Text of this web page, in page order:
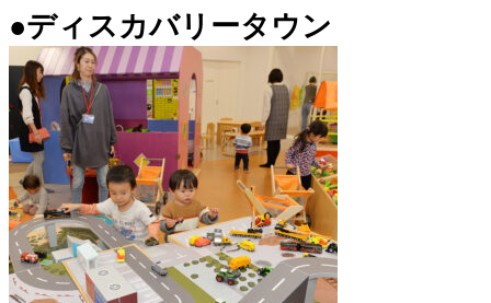
●ディスカバリータウン